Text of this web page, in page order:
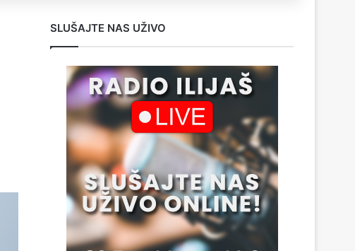
SLUŠAJTE NAS UŽIVO